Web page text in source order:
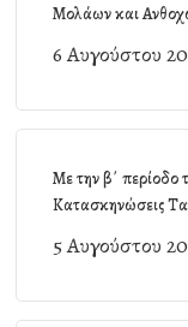
Μολάων και
6 Αυγούστου
Με την β΄ περίοδο
Κατασκηνώσεις
5 Αυγούστου